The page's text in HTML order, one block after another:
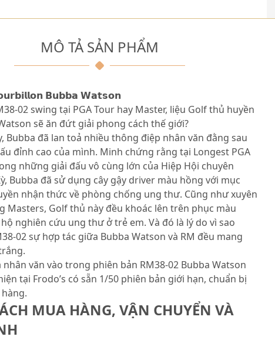
MÔ TẢ SẢN PHẨM
𝗕𝘂𝗯𝗯𝗮 𝗪𝗮𝘁𝘀𝗼𝗻
02 swing tại PGA Tour hay Master, liệu Golf thủ huyền
sẽ ăn đứt giải phong cách thế giới?
Bubba đã lan toả nhiều thông điệp nhân văn đằng sau
đỉnh cao của mình. Minh chứng rằng tại Longest PGA
những giải đấu vô cùng lớn của Hiệp Hội chuyên
Bubba đã sử dụng cây gậy driver màu hồng với mục
nhận thức về phòng chống ung thư. Cũng như xuyên
Masters, Golf thủ này đều khoác lên trên phục màu
nghiên cứu ung thư ở trẻ em. Và đó là lý do vì sao
02 sự hợp tác giữa Bubba Watson và RM đều mang
văn vào trong phiên bản RM38-02 Bubba Watson
tại Frodo’s có sẵn 1/50 phiên bản giới hạn, chuẩn bị
MUA HÀNG, VẬN CHUYỂN VÀ